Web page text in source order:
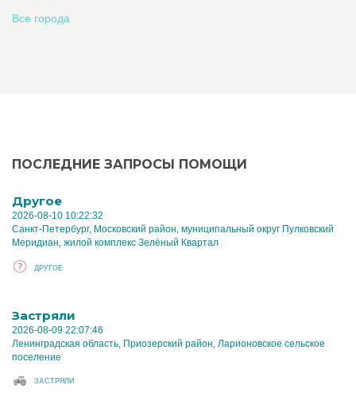
Все города
ПОСЛЕДНИЕ ЗАПРОСЫ ПОМОЩИ
Другое
2026-08-10 10:22:32
Санкт-Петербург, Московский район, муниципальный округ Пулковский
Меридиан, жилой комплекс Зелёный Квартал
ДРУГОЕ
Застряли
2026-08-09 22:07:46
Ленинградская область, Приозерский район, Ларионовское сельское
поселение
ЗАСТРЯЛИ